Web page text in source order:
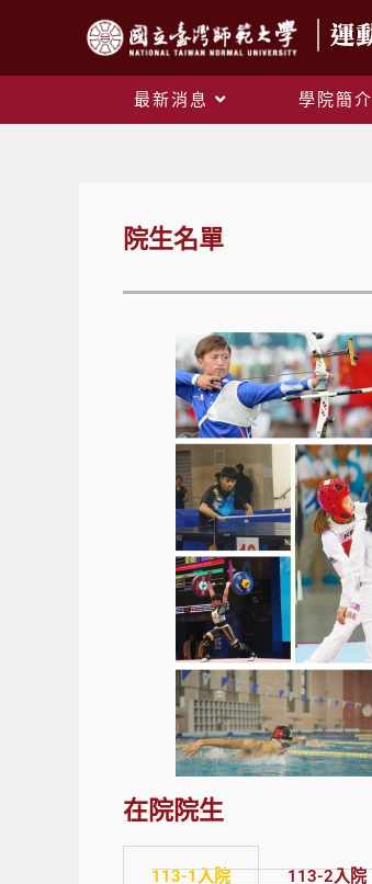
最新消息 學院簡介
院生名單
在院院生
113-1入院 113-2入院